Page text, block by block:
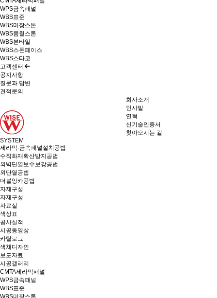
WPS금속패널
WBS표준
WBS미장스톤
WBS뿜칠스톤
WBS본타일
WBS스톤페이스
WBS스타코
고객센터
공지사항
질문과 답변
견적문의
회사소개
인사말
연혁
신기술인증서
찾아오시는 길
SYSTEM
세라믹·금속패널설치공법
수직화재확산방지공법
외벽단열보수보강공법
외단열공법
더블앙카공법
자재구성
자재구성
자료실
색상표
공사실적
시공동영상
카탈로그
색채디자인
보도자료
시공갤러리
CMTA세라믹패널
WPS금속패널
WBS표준
WBS미장스톤